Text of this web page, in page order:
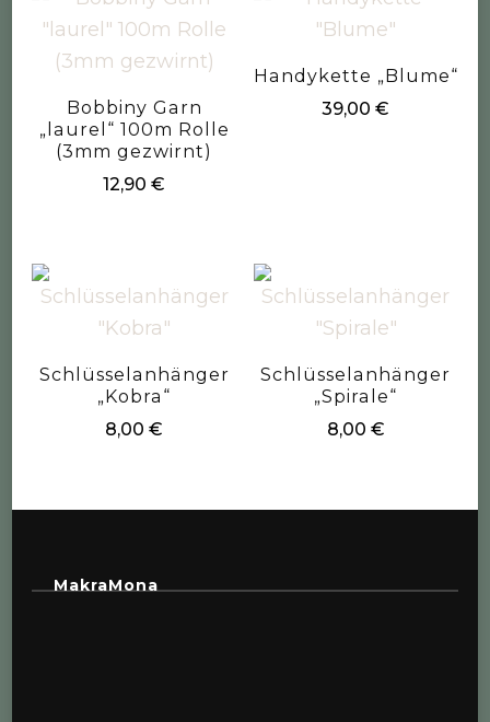
Bobbiny Garn
„laurel“ 100m Rolle
(3mm gezwirnt)
12,90€
Handykette „Blume“
39,00€
Schlüsselanhänger
„Kobra“
8,00€
Schlüsselanhänger
„Spirale“
8,00 €
MakraMona